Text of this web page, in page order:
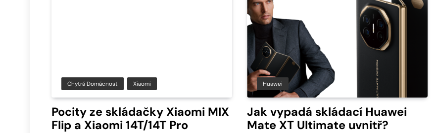
Chytrá Domácnost Xiaomi
Pocity ze skládačky Xiaomi MIX
Flip a Xiaomi 14T/14T Pro
Huawei
Jak vypadá skládací Huawei
Mate XT Ultimate uvnitř?